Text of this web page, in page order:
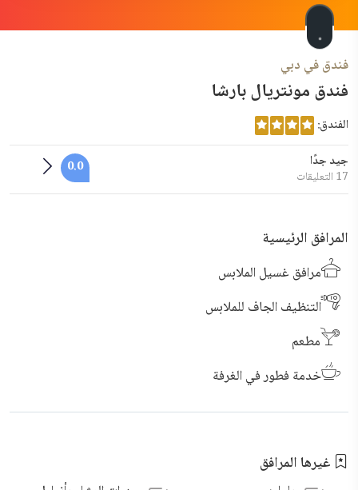
فندق في دبي
فندق مونتريال بارشا
الفندق:
0.0
جيد جدًا
17 التعليقات
المرافق الرئيسية
مرافق غسيل الملابس
التنظيف الجاف للملابس
مطعم
خدمة فطور في الغرفة
غيرها المرافق